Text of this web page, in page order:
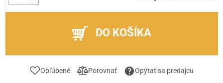
DO KOŠÍKA
Obľúbené Porovnať Opýtať sa predajcu